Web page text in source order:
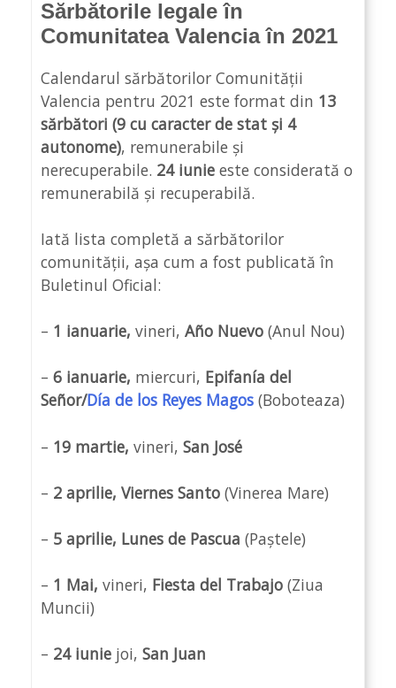
Sărbătorile legale în
Comunitatea Valencia în 2021
Calendarul sărbătorilor Comunității
Valencia pentru 2021 este format din 13
sărbători (9 cu caracter de stat și 4
autonome), remunerabile și
nerecuperabile. 24 iunie este considerată o
remunerabilă și recuperabilă.
Iată lista completă a sărbătorilor
comunității, așa cum a fost publicată în
Buletinul Oficial:
– 1 ianuarie, vineri, Año Nuevo (Anul Nou)
– 6 ianuarie, miercuri, Epifanía del
Señor/Día de los Reyes Magos (Boboteaza)
– 19 martie, vineri, San José
– 2 aprilie, Viernes Santo (Vinerea Mare)
– 5 aprilie, Lunes de Pascua (Paștele)
– 1 Mai, vineri, Fiesta del Trabajo (Ziua
Muncii)
– 24 iunie joi, San Juan